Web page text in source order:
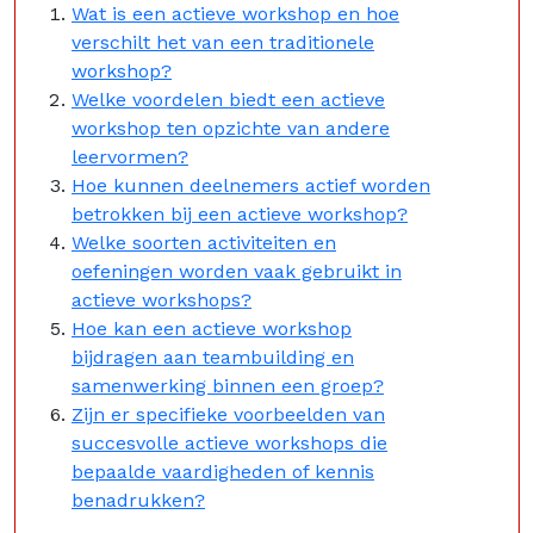
Wat is een actieve workshop en hoe
verschilt het van een traditionele
workshop?
Welke voordelen biedt een actieve
workshop ten opzichte van andere
leervormen?
Hoe kunnen deelnemers actief worden
betrokken bij een actieve workshop?
Welke soorten activiteiten en
oefeningen worden vaak gebruikt in
actieve workshops?
Hoe kan een actieve workshop
bijdragen aan teambuilding en
samenwerking binnen een groep?
Zijn er specifieke voorbeelden van
succesvolle actieve workshops die
bepaalde vaardigheden of kennis
benadrukken?